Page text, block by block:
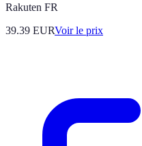
Rakuten FR
39.39 EURVoir le prix